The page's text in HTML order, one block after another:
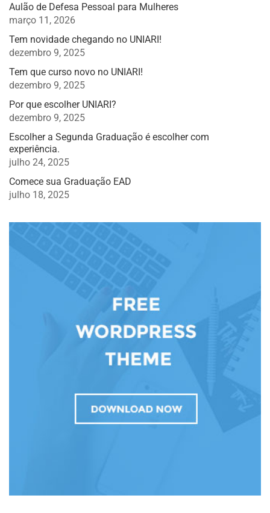
Aulão de Defesa Pessoal para Mulheres
março 11, 2026
Tem novidade chegando no UNIARI!
dezembro 9, 2025
Tem que curso novo no UNIARI!
dezembro 9, 2025
Por que escolher UNIARI?
dezembro 9, 2025
Escolher a Segunda Graduação é escolher com
experiência.
julho 24, 2025
Comece sua Graduação EAD
julho 18, 2025